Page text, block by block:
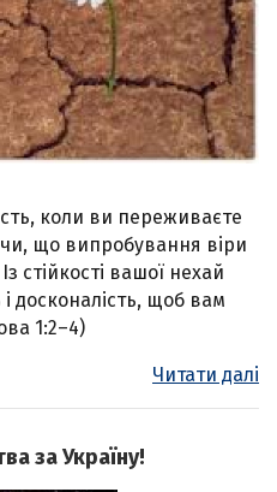
коли ви переживаєте
що випробування віри
стійкості вашої нехай
досконалість, щоб вам
1:2–4)
Читати далі
за Україну!